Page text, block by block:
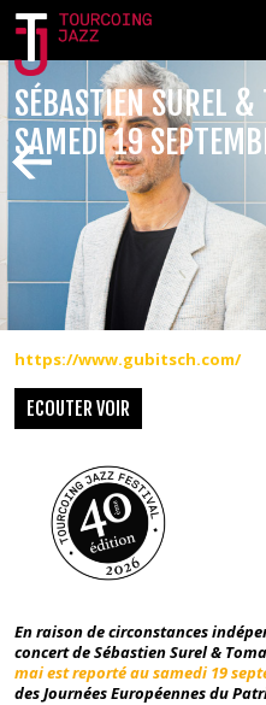
SÉBASTIEN SUREL &
SAMEDI 19
https://www.gubitsch.com/
ECOUTER VOIR
En raison de circonstances
concert de Sébastien Surel &
mai est reporté au samedi 19
des Journées Européennes du